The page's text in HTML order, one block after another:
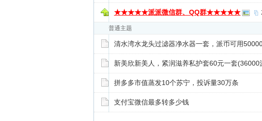
★★★★★派派微信群、QQ群★★★★★
普通主题
清水湾水龙头过滤器净水器一套，派币可用
新美欣新美人，紧润滋养私护套60元一套(36000
拼多多市值蒸发10个苏宁，投诉量30万条
支付宝微信最多转多少钱